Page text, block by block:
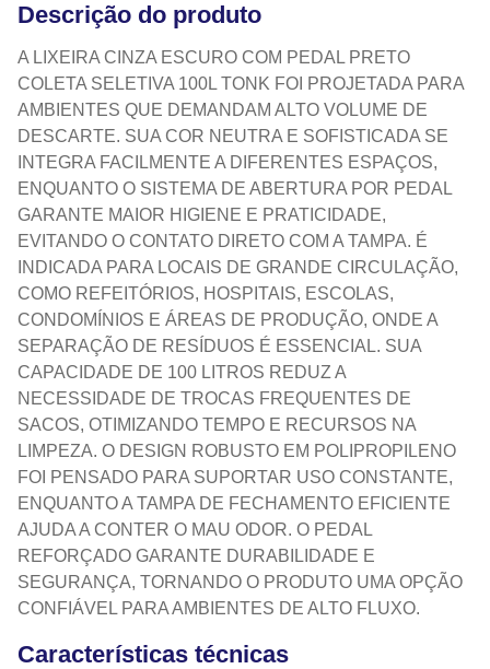
Descrição do produto
A LIXEIRA CINZA ESCURO COM PEDAL PRETO
COLETA SELETIVA 100L TONK FOI PROJETADA PARA
AMBIENTES QUE DEMANDAM ALTO VOLUME DE
DESCARTE. SUA COR NEUTRA E SOFISTICADA SE
INTEGRA FACILMENTE A DIFERENTES ESPAÇOS,
ENQUANTO O SISTEMA DE ABERTURA POR PEDAL
GARANTE MAIOR HIGIENE E PRATICIDADE,
EVITANDO O CONTATO DIRETO COM A TAMPA. É
INDICADA PARA LOCAIS DE GRANDE CIRCULAÇÃO,
COMO REFEITÓRIOS, HOSPITAIS, ESCOLAS,
CONDOMÍNIOS E ÁREAS DE PRODUÇÃO, ONDE A
SEPARAÇÃO DE RESÍDUOS É ESSENCIAL. SUA
CAPACIDADE DE 100 LITROS REDUZ A
NECESSIDADE DE TROCAS FREQUENTES DE
SACOS, OTIMIZANDO TEMPO E RECURSOS NA
LIMPEZA. O DESIGN ROBUSTO EM POLIPROPILENO
FOI PENSADO PARA SUPORTAR USO CONSTANTE,
ENQUANTO A TAMPA DE FECHAMENTO EFICIENTE
AJUDA A CONTER O MAU ODOR. O PEDAL
REFORÇADO GARANTE DURABILIDADE E
SEGURANÇA, TORNANDO O PRODUTO UMA OPÇÃO
CONFIÁVEL PARA AMBIENTES DE ALTO FLUXO.
Características técnicas